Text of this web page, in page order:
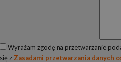
Wyrażam zgodę na przetwarzanie
się z Zasadami przetwarzania danych